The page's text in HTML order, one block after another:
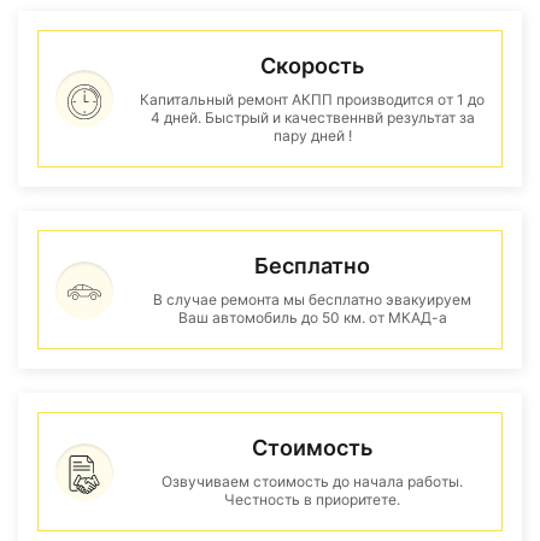
Скорость
Капитальный ремонт АКПП производится от 1 до
4 дней. Быстрый и качественнвй результат за
пару дней !
Бесплатно
В случае ремонта мы бесплатно эвакуируем
Ваш автомобиль до 50 км. от МКАД-а
Стоимость
Озвучиваем стоимость до начала работы.
Честность в приоритете.